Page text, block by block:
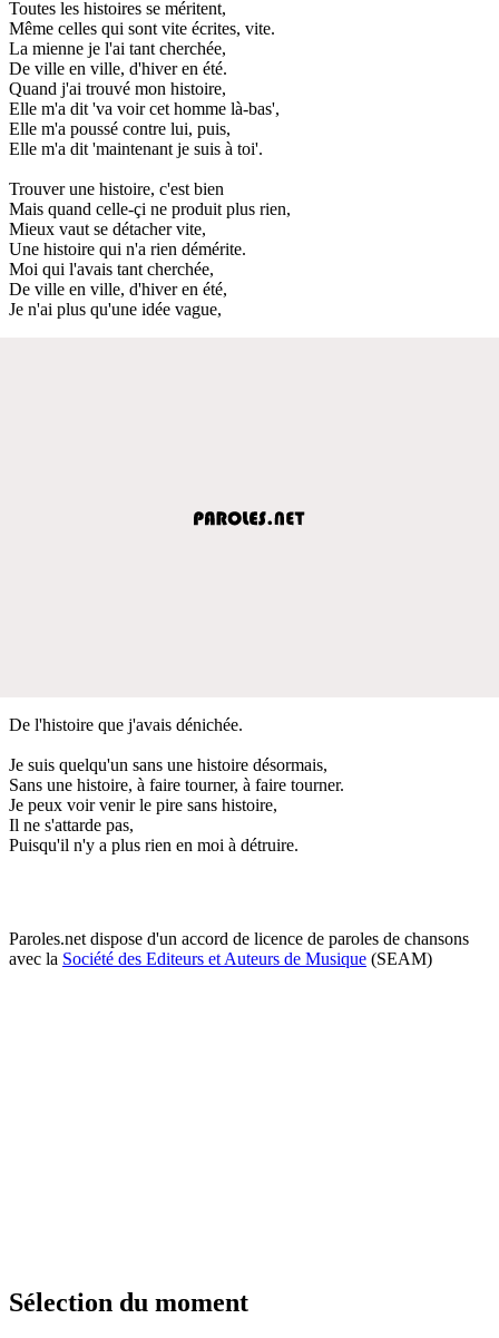
Toutes les histoires se méritent,
Même celles qui sont vite écrites, vite.
La mienne je l'ai tant cherchée,
De ville en ville, d'hiver en été.
Quand j'ai trouvé mon histoire,
Elle m'a dit 'va voir cet homme là-bas',
Elle m'a poussé contre lui, puis,
Elle m'a dit 'maintenant je suis à toi'.
Trouver une histoire, c'est bien
Mais quand celle-çi ne produit plus rien,
Mieux vaut se détacher vite,
Une histoire qui n'a rien démérite.
Moi qui l'avais tant cherchée,
De ville en ville, d'hiver en été,
Je n'ai plus qu'une idée vague,
De l'histoire que j'avais dénichée.
Je suis quelqu'un sans une histoire désormais,
Sans une histoire, à faire tourner, à faire tourner.
Je peux voir venir le pire sans histoire,
Il ne s'attarde pas,
Puisqu'il n'y a plus rien en moi à détruire.
Paroles.net dispose d'un accord de licence de paroles de chansons
avec la Société des Editeurs et Auteurs de Musique (SEAM)
Sélection du moment